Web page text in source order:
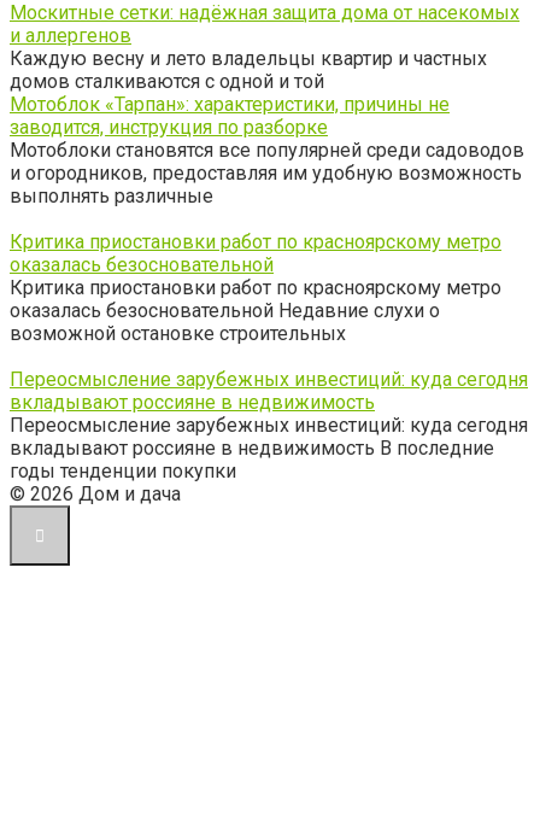
Москитные сетки: надёжная защита дома от насекомых
и аллергенов
Каждую весну и лето владельцы квартир и частных
домов сталкиваются с одной и той
Мотоблок «Тарпан»: характеристики, причины не
заводится, инструкция по разборке
Мотоблоки становятся все популярней среди садоводов
и огородников, предоставляя им удобную возможность
выполнять различные
Критика приостановки работ по красноярскому метро
оказалась безосновательной
Критика приостановки работ по красноярскому метро
оказалась безосновательной Недавние слухи о
возможной остановке строительных
Переосмысление зарубежных инвестиций: куда сегодня
вкладывают россияне в недвижимость
Переосмысление зарубежных инвестиций: куда сегодня
вкладывают россияне в недвижимость В последние
годы тенденции покупки
© 2026 Дом и дача